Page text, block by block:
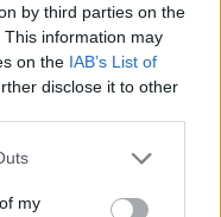
by third parties on the
This information may
on the IAB’s List of
disclose it to other
one or more Google
You may click to
my
1